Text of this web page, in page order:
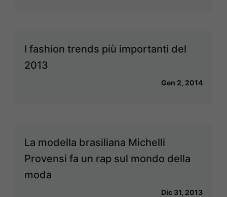
I fashion trends più importanti del
2013
Gen 2, 2014
La modella brasiliana Michelli
Provensi fa un rap sul mondo della
moda
Dic 31, 2013